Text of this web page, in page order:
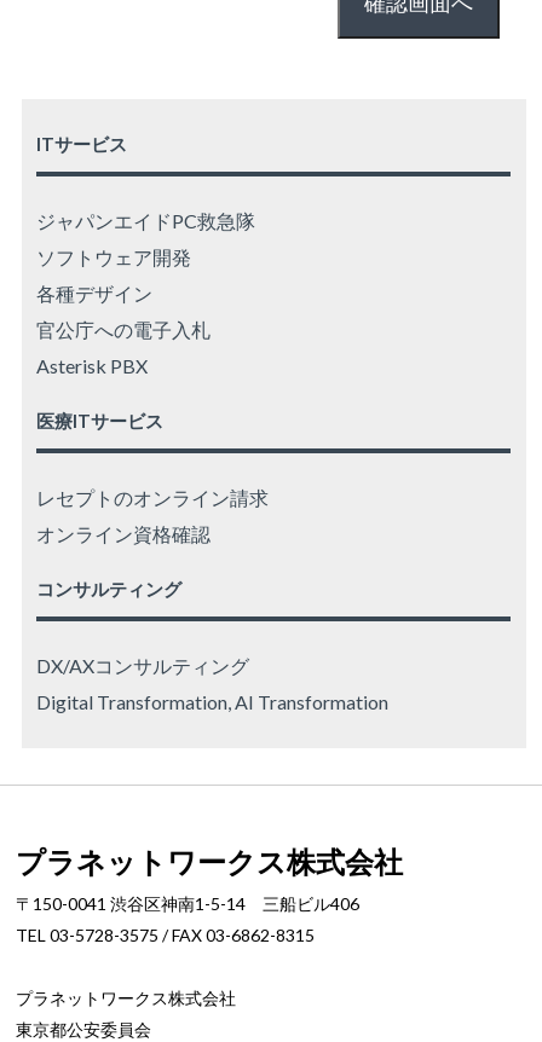
ITサービス
ジャパンエイドPC救急隊
ソフトウェア開発
各種デザイン
官公庁への電子入札
Asterisk PBX
医療ITサービス
レセプトのオンライン請求
オンライン資格確認
コンサルティング
DX/AXコンサルティング
Digital Transformation, AI Transformation
プラネットワークス株式会社
〒150-0041 渋谷区神南1-5-14 三船ビル406
TEL 03-5728-3575 / FAX 03-6862-8315
プラネットワークス株式会社
東京都公安委員会